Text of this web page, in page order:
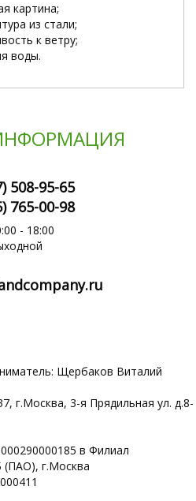
картина;
из стали;
к ветру;
воды.
508-95-65
765-00-98
- 18:00
Щербаков Виталий
г.Москва, 3-я Прядильная ул. д.8-
в Филиал
(ПАО), г.Москва